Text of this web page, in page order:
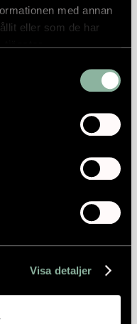
med annan
eller som de har
tjänster.
Visa detaljer